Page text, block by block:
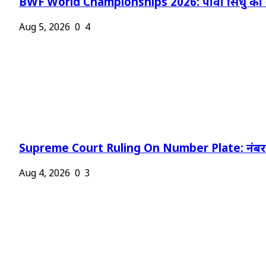
BWF World Championships 2026: पीवी सिंधु को
Aug 5, 2026 0 4
Supreme Court Ruling On Number Plate:
Aug 4, 2026 0 3